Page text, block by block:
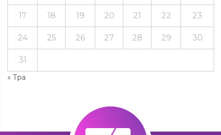
« Тра
17 18 19 20 21 22 23
24 25 26 27 28 29 30
31